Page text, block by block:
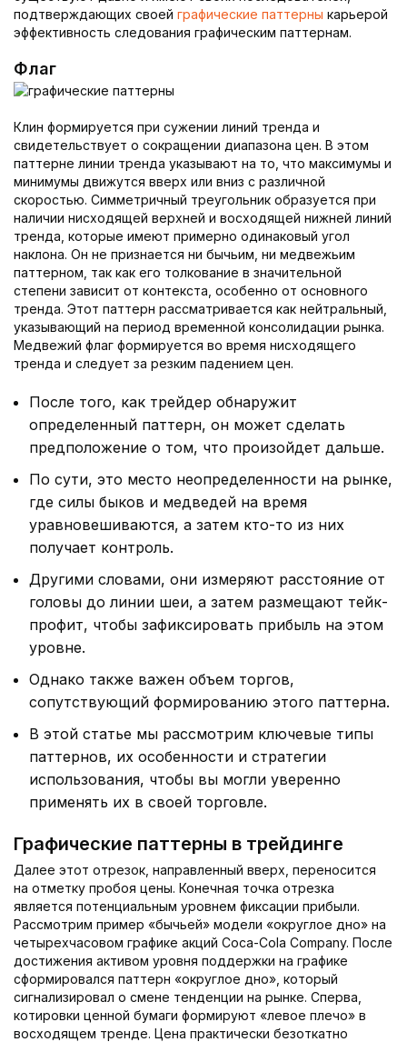
подтверждающих своей графические паттерны карьерой
эффективность следования графическим паттернам.
Флаг
Клин формируется при сужении линий тренда и
свидетельствует о сокращении диапазона цен. В этом
паттерне линии тренда указывают на то, что максимумы и
минимумы движутся вверх или вниз с различной
скоростью. Симметричный треугольник образуется при
наличии нисходящей верхней и восходящей нижней линий
тренда, которые имеют примерно одинаковый угол
наклона. Он не признается ни бычьим, ни медвежьим
паттерном, так как его толкование в значительной
степени зависит от контекста, особенно от основного
тренда. Этот паттерн рассматривается как нейтральный,
указывающий на период временной консолидации рынка.
Медвежий флаг формируется во время нисходящего
тренда и следует за резким падением цен.
После того, как трейдер обнаружит
определенный паттерн, он может сделать
предположение о том, что произойдет дальше.
По сути, это место неопределенности на рынке,
где силы быков и медведей на время
уравновешиваются, а затем кто-то из них
получает контроль.
Другими словами, они измеряют расстояние от
головы до линии шеи, а затем размещают тейк-
профит, чтобы зафиксировать прибыль на этом
уровне.
Однако также важен объем торгов,
сопутствующий формированию этого паттерна.
В этой статье мы рассмотрим ключевые типы
паттернов, их особенности и стратегии
использования, чтобы вы могли уверенно
применять их в своей торговле.
Графические паттерны в трейдинге
Далее этот отрезок, направленный вверх, переносится
на отметку пробоя цены. Конечная точка отрезка
является потенциальным уровнем фиксации прибыли.
Рассмотрим пример «‎бычьей» модели «округлое дно» на
четырехчасовом графике акций Coca-Cola Company. После
достижения активом уровня поддержки на графике
сформировался паттерн «округлое дно», который
сигнализировал о смене тенденции на рынке. Сперва,
котировки ценной бумаги формируют «левое плечо» в
восходящем тренде. Цена практически безоткатно